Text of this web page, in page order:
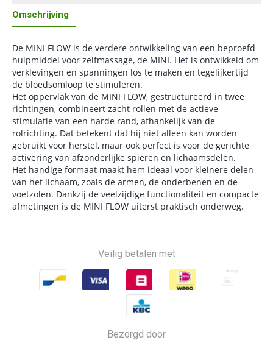
Omschrijving
De MINI FLOW is de verdere ontwikkeling van een beproefd
hulpmiddel voor zelfmassage, de MINI. Het is ontwikkeld om
verklevingen en spanningen los te maken en tegelijkertijd
de bloedsomloop te stimuleren.
Het oppervlak van de MINI FLOW, gestructureerd in twee
richtingen, combineert zacht rollen met de actieve
stimulatie van een harde rand, afhankelijk van de
rolrichting. Dat betekent dat hij niet alleen kan worden
gebruikt voor herstel, maar ook perfect is voor de gerichte
activering van afzonderlijke spieren en lichaamsdelen.
Het handige formaat maakt hem ideaal voor kleinere delen
van het lichaam, zoals de armen, de onderbenen en de
voetzolen. Dankzij de veelzijdige functionaliteit en compacte
afmetingen is de MINI FLOW uiterst praktisch onderweg.
Veilig betalen met
Bezorgd door